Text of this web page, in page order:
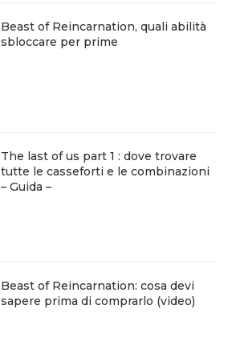
Beast of Reincarnation, quali abilità
sbloccare per prime
The last of us part 1 : dove trovare
tutte le casseforti e le combinazioni
– Guida –
Beast of Reincarnation: cosa devi
sapere prima di comprarlo (video)